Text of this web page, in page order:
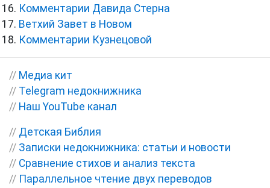
Комментарии Давида Стерна
Ветхий Завет в Новом
Комментарии Кузнецовой
// Медиа кит
// Telegram недокнижника
// Наш YouTube канал
// Детская Библия
// Записки недокнижника: статьи и новости
// Сравнение стихов и анализ текста
// Параллельное чтение двух переводов